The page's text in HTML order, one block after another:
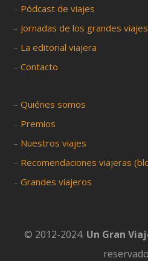
– Pódcast de viajes
– Jornadas de los grandes viajes
– La editorial viajera
–Contacto
–Quiénes somos
– Premios
– Nuestros viajes
– Recomendaciones viajeras
–Grandes viajeros
© 2012-2024. Un Gran